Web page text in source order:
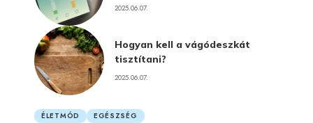
2025.06.07.
Hogyan kell a vágódeszkát
tisztítani?
2025.06.07.
ÉLETMÓD EGÉSZSÉG